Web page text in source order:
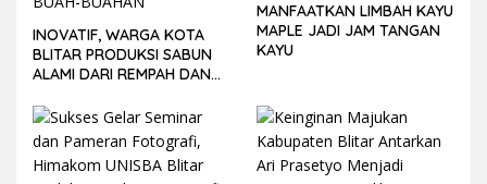
INOVATIF, WARGA KOTA
BLITAR PRODUKSI SABUN
ALAMI DARI REMPAH DAN
MANFAATKAN LIMBAH KAYU
MAPLE JADI JAM TANGAN
KAYU